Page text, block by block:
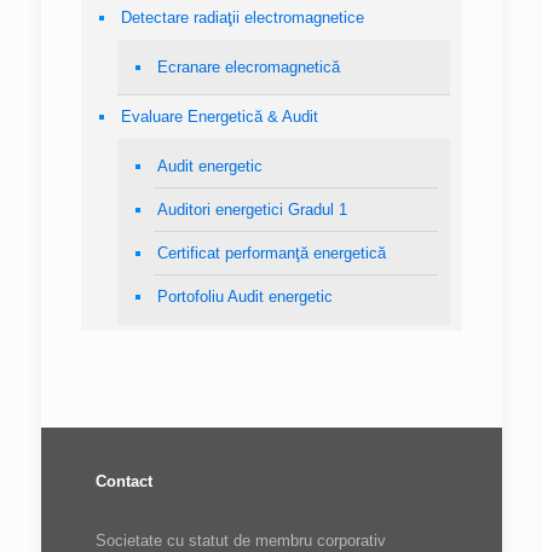
Detectare radiaţii electromagnetice
Ecranare elecromagnetică
Evaluare Energetică & Audit
Audit energetic
Auditori energetici Gradul 1
Certificat performanţă energetică
Portofoliu Audit energetic
Contact
Societate cu statut de membru corporativ